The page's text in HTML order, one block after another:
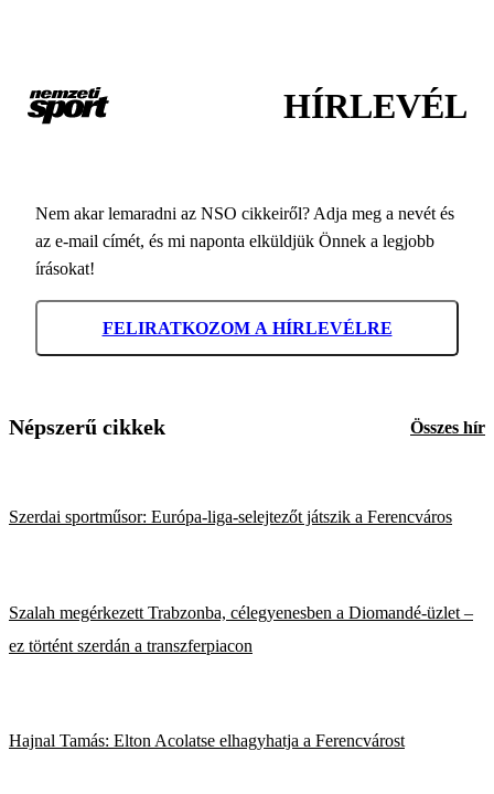
HÍRLEVÉL
Nem akar lemaradni az NSO cikkeiről? Adja meg a nevét és
az e-mail címét, és mi naponta elküldjük Önnek a legjobb
írásokat!
FELIRATKOZOM A HÍRLEVÉLRE
Népszerű cikkek Összes hír
Szerdai sportműsor: Európa-liga-selejtezőt játszik a Ferencváros
Szalah megérkezett Trabzonba, célegyenesben a Diomandé-üzlet –
ez történt szerdán a transzferpiacon
Hajnal Tamás: Elton Acolatse elhagyhatja a Ferencvárost